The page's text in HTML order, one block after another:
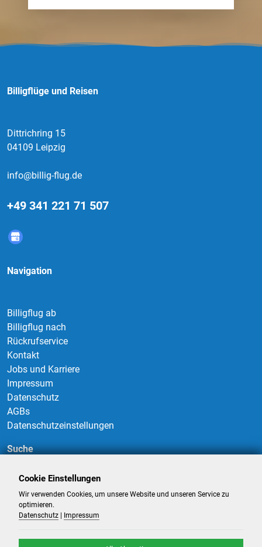
Billigflüge und Reisen
Dittrichring 15
04109 Leipzig
info@billig-flug.de
+49 341 221 71 507
Navigation
Billigflug ab
Billigflug nach
Rückrufservice
Kontakt
Jobs und Karriere
Impressum
Datenschutz
AGBs
Datenschutzeinstellungen
Suche
Suchen
Cookie Einstellungen
Wir verwenden Cookies, um unsere Website und unseren Service zu
optimieren.
Datenschutz
Impressum